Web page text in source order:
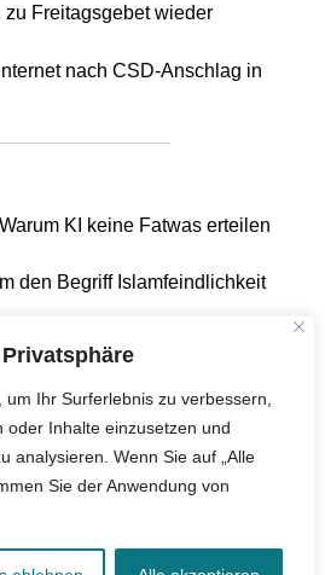
Ihr Surferlebnis zu verbessern,
oder Inhalte einzusetzen und
analysieren. Wenn Sie auf „Alle
Sie der Anwendung von
Freitagsgebet wieder
nach CSD-Anschlag in
Warum KI keine Fatwas erteilen
den Begriff Islamfeindlichkeit
Eine kritische Schwelle für
muslimische Welt eine neue